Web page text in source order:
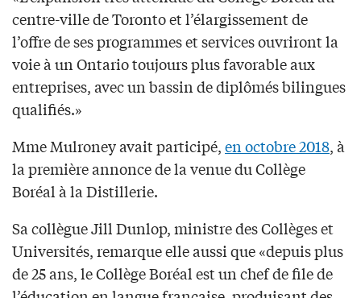
centre-ville de Toronto et l’élargissement de
l’offre de ses programmes et services ouvriront la
voie à un Ontario toujours plus favorable aux
entreprises, avec un bassin de diplômés bilingues
qualifiés.»
Mme Mulroney avait participé,en octobre 2018, à
la première annonce de la venue du Collège
Boréal à la Distillerie.
Sa collègue Jill Dunlop, ministre des Collèges et
Universités, remarque elle aussi que «depuis plus
de 25 ans, le Collège Boréal est un chef de file de